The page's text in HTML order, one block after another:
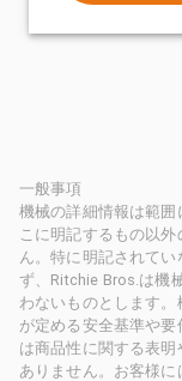
一般事項
機械の詳細情報は範囲
こに明記するもの以
ん。特に明記されて
ず、Ritchie Bros.は機
わないものとします
が定める安全基準や
は商品性に関する表
ありません。お客様